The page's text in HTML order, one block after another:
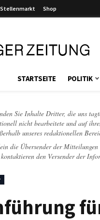
Stellenmarkt Shop
STARTSEITE POLITIK
Sie Inhalte Dritter, die uns
nicht bearbeitete und auf
unseres redaktionellen
die Übersender der Mitteilungen
den Versender der